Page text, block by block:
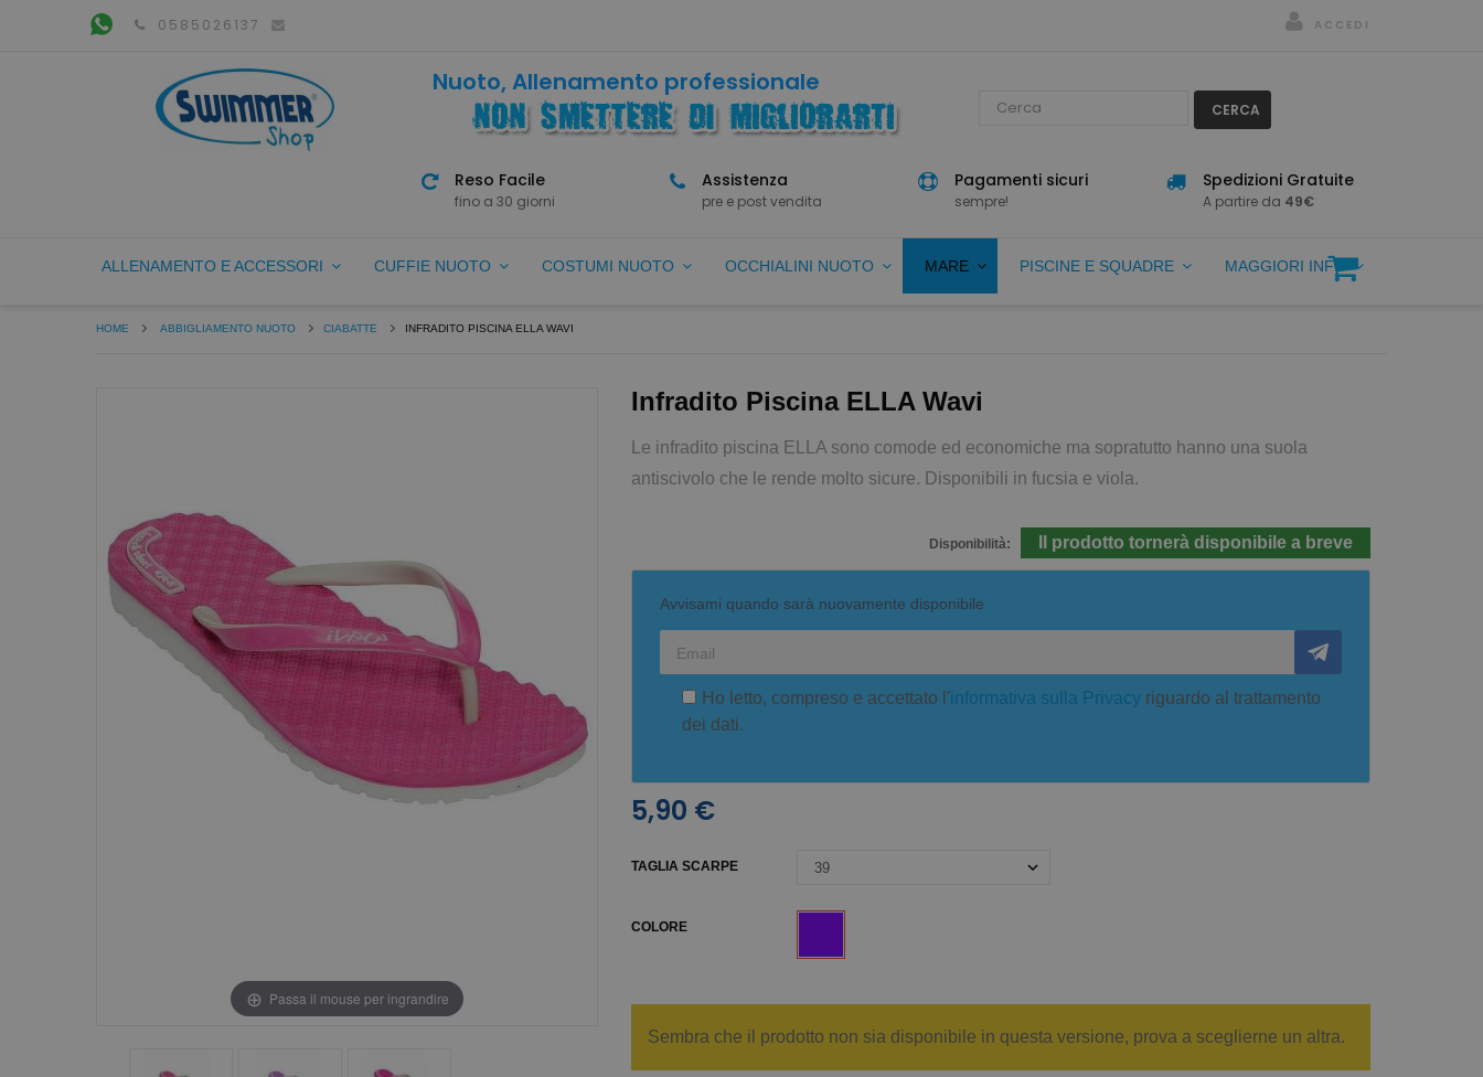
0585026137 ACCEDI
Nuoto, Allenamento professionale
CERCA
Reso Facile
fino a 30 giorni
Assistenza
pre e post vendita
Pagamenti sicuri
sempre!
Spedizioni Gratuite
A partire da 49€
ALLENAMENTO E ACCESSORI CUFFIE NUOTO COSTUMI NUOTO OCCHIALINI NUOTO MARE PISCINE E SQUADRE MAGGIORI INFO
HOME ABBIGLIAMENTO NUOTO CIABATTE INFRADITO PISCINA ELLA WAVI
Passa il mouse per ingrandire
Infradito Piscina ELLA Wavi
Le infradito piscina ELLA sono comode ed economiche ma sopratutto hanno una suola
antiscivolo che le rende molto sicure. Disponibili in fucsia e viola.
Disponibilità: Il prodotto tornerà disponibile a breve
Avvisami quando sarà nuovamente disponibile
Ho letto, compreso e accettato l'informativa sulla Privacy riguardo al trattamento
dei dati.
5,90 €
TAGLIA SCARPE
COLORE
Sembra che il prodotto non sia disponibile in questa versione, prova a sceglierne un altra.